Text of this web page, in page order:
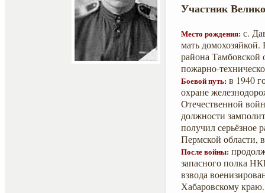
Участник
Место рождения: с.
мать
района Тамбовской
пожарно-
Боевой путь: в 1940
охране
Отечественной
должности
получил серьёзное
Пермской области,
После войны:
запасного полка
взвода
Хабаровскому краю.